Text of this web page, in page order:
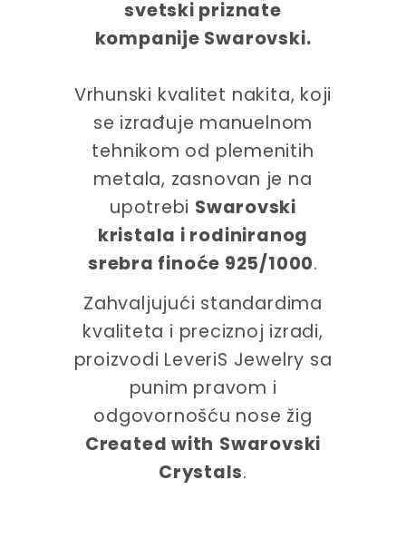
svetski priznate
kompanije Swarovski.
Vrhunski kvalitet nakita, koji
se izrađuje manuelnom
tehnikom od plemenitih
metala, zasnovan je na
upotrebi Swarovski
kristala i rodiniranog
srebra finoće 925/1000.
Zahvaljujući standardima
kvaliteta i preciznoj izradi,
proizvodi LeveriS Jewelry sa
punim pravom i
odgovornošću nose žig
Created with Swarovski
Crystals.